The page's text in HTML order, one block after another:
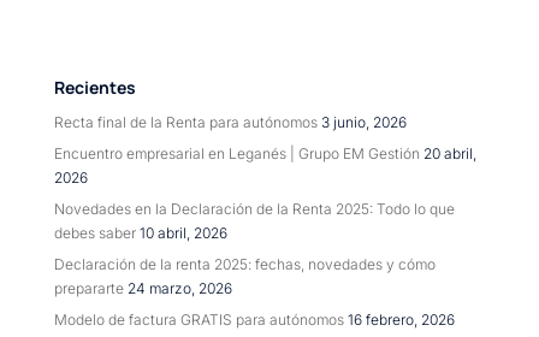
Recientes
Recta final de la Renta para autónomos 3 junio, 2026
Encuentro empresarial en Leganés | Grupo EM Gestión 20 abril,
2026
Novedades en la Declaración de la Renta 2025: Todo lo que
debes saber 10 abril, 2026
Declaración de la renta 2025: fechas, novedades y cómo
prepararte 24 marzo, 2026
Modelo de factura GRATIS para autónomos 16 febrero, 2026